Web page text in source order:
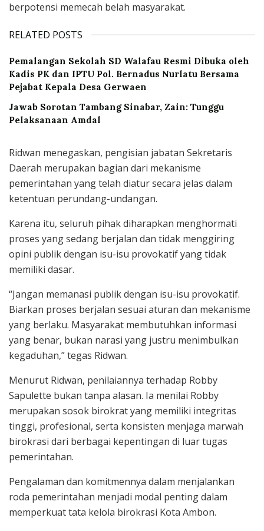
berpotensi memecah belah masyarakat.
RELATED POSTS
Pemalangan Sekolah SD Walafau Resmi Dibuka oleh
Kadis PK dan IPTU Pol. Bernadus Nurlatu Bersama
Pejabat Kepala Desa Gerwaen
Jawab Sorotan Tambang Sinabar, Zain: Tunggu
Pelaksanaan Amdal
Ridwan menegaskan, pengisian jabatan Sekretaris
Daerah merupakan bagian dari mekanisme
pemerintahan yang telah diatur secara jelas dalam
ketentuan perundang-undangan.
Karena itu, seluruh pihak diharapkan menghormati
proses yang sedang berjalan dan tidak menggiring
opini publik dengan isu-isu provokatif yang tidak
memiliki dasar.
“Jangan memanasi publik dengan isu-isu provokatif.
Biarkan proses berjalan sesuai aturan dan mekanisme
yang berlaku. Masyarakat membutuhkan informasi
yang benar, bukan narasi yang justru menimbulkan
kegaduhan,” tegas Ridwan.
Menurut Ridwan, penilaiannya terhadap Robby
Sapulette bukan tanpa alasan. Ia menilai Robby
merupakan sosok birokrat yang memiliki integritas
tinggi, profesional, serta konsisten menjaga marwah
birokrasi dari berbagai kepentingan di luar tugas
pemerintahan.
Pengalaman dan komitmennya dalam menjalankan
roda pemerintahan menjadi modal penting dalam
memperkuat tata kelola birokrasi Kota Ambon.